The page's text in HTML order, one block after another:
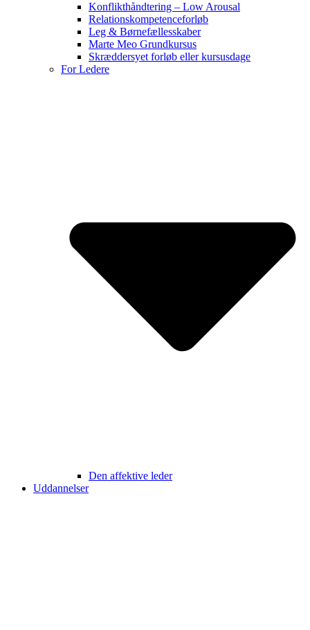
Konflikthåndtering – Low Arousal
Relationskompetenceforløb
Leg & Børnefællesskaber
Marte Meo Grundkursus
Skræddersyet forløb eller kursusdage
For Ledere
Den affektive leder
Uddannelser